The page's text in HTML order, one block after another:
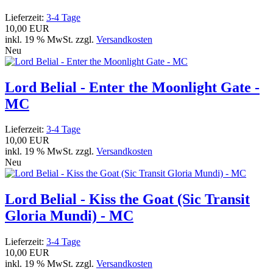
Lieferzeit: 3-4 Tage
10,00 EUR
inkl. 19 % MwSt. zzgl. Versandkosten
Neu
Lord Belial - Enter the Moonlight Gate -
MC
Lieferzeit: 3-4 Tage
10,00 EUR
inkl. 19 % MwSt. zzgl. Versandkosten
Neu
Lord Belial - Kiss the Goat (Sic Transit
Gloria Mundi) - MC
Lieferzeit: 3-4 Tage
10,00 EUR
inkl. 19 % MwSt. zzgl. Versandkosten